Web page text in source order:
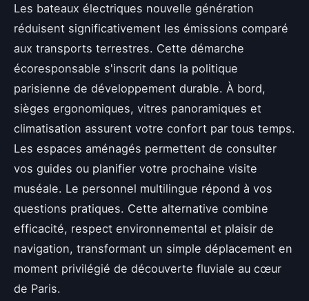
Les bateaux électriques nouvelle génération
réduisent significativement les émissions comparé
aux transports terrestres. Cette démarche
écoresponsable s'inscrit dans la politique
parisienne de développement durable. À bord,
sièges ergonomiques, vitres panoramiques et
climatisation assurent votre confort par tous temps.
Les espaces aménagés permettent de consulter
vos guides ou planifier votre prochaine visite
muséale. Le personnel multilingue répond à vos
questions pratiques. Cette alternative combine
efficacité, respect environnemental et plaisir de
navigation, transformant un simple déplacement en
moment privilégié de découverte fluviale au cœur
de Paris.